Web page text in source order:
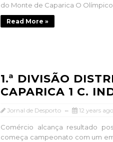
do Monte de Caparica O
Read More »
1.ª DIVISÃO
CAPARICA 1 C.
Jornal de Desporto 12 years ago
Comércio alcança resultado
começa campeonato com um